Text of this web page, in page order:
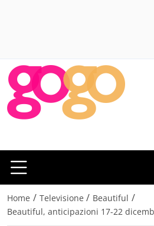
Home / Televisione / Beautiful /
Beautiful, anticipazioni 17-22